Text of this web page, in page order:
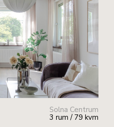
Solna Centrum
3 rum / 79 kvm